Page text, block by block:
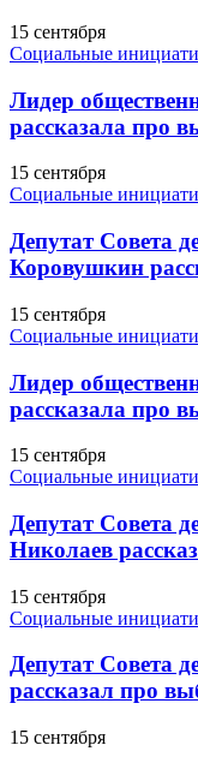
15 сентября
Социальные
Лидер
рассказала про
15 сентября
Социальные
Депутат Совета
Коровушкин
15 сентября
Социальные
Лидер
рассказала про
15 сентября
Социальные
Депутат Совета
Николаев
15 сентября
Социальные
Депутат Совета
рассказал про
15 сентября